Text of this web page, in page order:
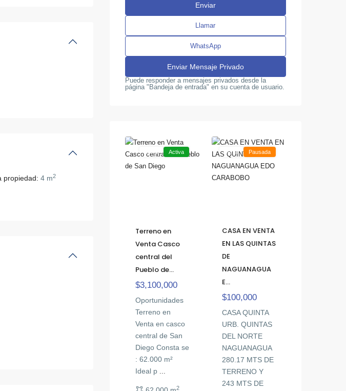
propiedad: 4 m2
Llamar
WhatsApp
Puede responder a mensajes privados desde la
página "Bandeja de entrada" en su cuenta de usuario.
de
San
Venta Activa
Terreno en
Venta Casco
central del
Pueblo de...
$3,100,000
Oportunidades
Terreno en
Venta en casco
central de San
Diego Consta se
: 62.000 m²
Ideal p
2
Venta Pausada
CASA EN VENTA
EN LAS QUINTAS
DE
NAGUANAGUA
E...
$100,000
CASA QUINTA
URB. QUINTAS
DEL NORTE
NAGUANAGUA
280.17 MTS DE
TERRENO Y
243 MTS DE